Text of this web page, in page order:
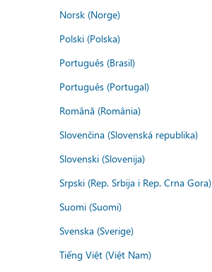
Norsk (Norge)
Polski (Polska)
Português (Brasil)
Português (Portugal)
Română (România)
Slovenčina (Slovenská republika)
Slovenski (Slovenija)
Srpski (Rep. Srbija i Rep. Crna Gora)
Suomi (Suomi)
Svenska (Sverige)
Tiếng Việt (Việt Nam)